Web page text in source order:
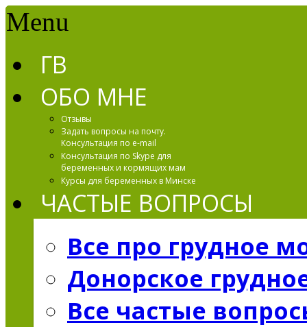
Menu
ГВ
ОБО МНЕ
Отзывы
Задать вопросы на почту.
Консультация по e-mail
Консультация по Skype для
беременных и кормящих мам
Курсы для беременных в Минске
ЧАСТЫЕ ВОПРОСЫ
Все про грудное
Донорское
Все частые